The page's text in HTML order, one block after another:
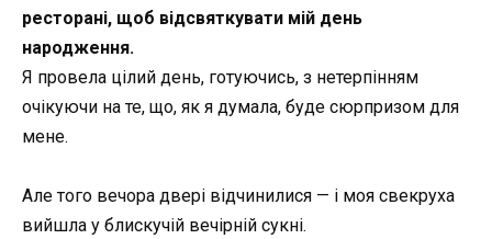
ресторані, щоб відсвяткувати мій день
народження.
Я провела цілий день, готуючись, з нетерпінням
очікуючи на те, що, як я думала, буде сюрпризом для
мене.
Але того вечора двері відчинилися — і моя свекруха
вийшла у блискучій вечірній сукні.